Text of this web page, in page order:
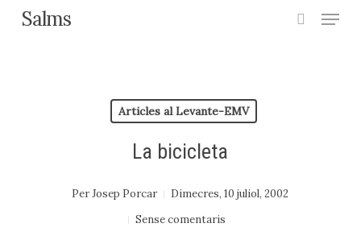
SkipSalms Menu
Articles al Levante-EMV
La bicicleta
Per Josep Porcar
Dimecres, 10 juliol, 2002
Sense comentaris